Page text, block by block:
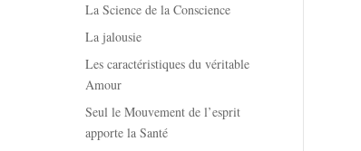
La Science de la Conscience
La jalousie
Les caractéristiques du véritable
Amour
Seul le Mouvement de l’esprit
apporte la Santé